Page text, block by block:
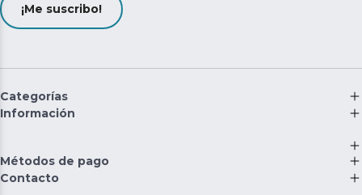
¡Me suscribo!
Categorías
Información
Métodos de pago
Contacto